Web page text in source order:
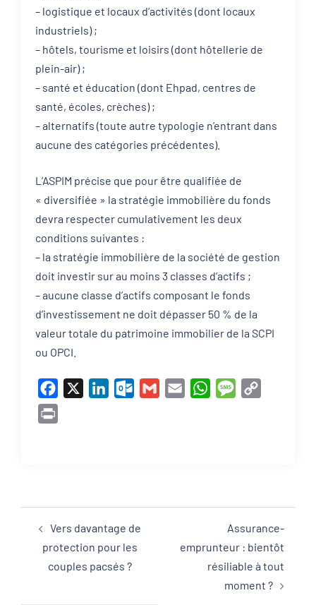
– logistique et locaux d’activités (dont locaux
industriels) ;
– hôtels, tourisme et loisirs (dont hôtellerie de
plein-air) ;
– santé et éducation (dont Ehpad, centres de
santé, écoles, crèches) ;
– alternatifs (toute autre typologie n’entrant dans
aucune des catégories précédentes).
L’ASPIM précise que pour être qualifiée de
« diversifiée » la stratégie immobilière du fonds
devra respecter cumulativement les deux
conditions suivantes :
– la stratégie immobilière de la société de gestion
doit investir sur au moins 3 classes d’actifs ;
– aucune classe d’actifs composant le fonds
d’investissement ne doit dépasser 50 % de la
valeur totale du patrimoine immobilier de la SCPI
ou OPCI.
Facebook LinkedInOutlook.com
Gmail Email WhatsAppMessage
Vers davantage de
protection pour les
couples pacsés ?
Assurance-
emprunteur : bientôt
résiliable à tout
moment ?